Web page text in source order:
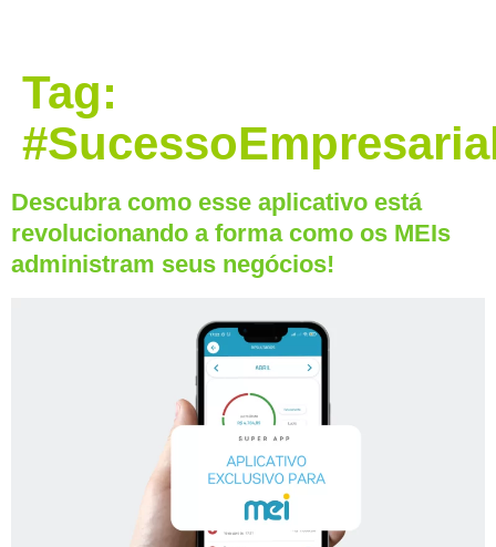
Tag:
Descubra como esse aplicativo está
revolucionando a forma como os MEIs
administram seus negócios!